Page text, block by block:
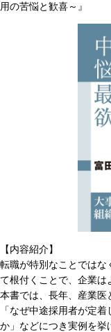
用の苦悩と歓喜～』
【内容紹介】
転職が特別なことではな
て根付くことで、企業は
本書では、長年、産業医
「なぜ中途採用者が定
か」などにつき実例を